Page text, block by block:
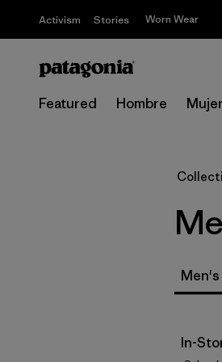
Activism Stories Worn Wear
Featured Hombre Mujer
Men's
In-